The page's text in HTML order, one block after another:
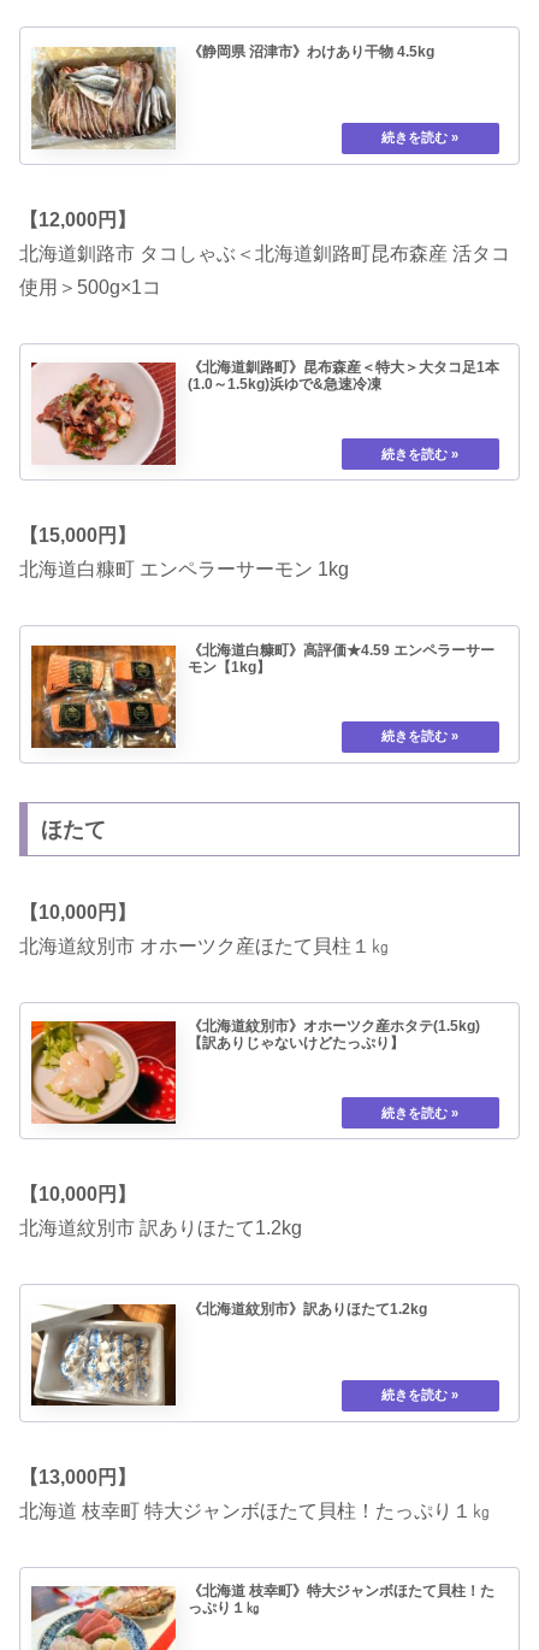
《静岡県 沼津市》わけあり干物 4.5kg
【12,000円】
北海道釧路市 タコしゃぶ＜北海道釧路町昆布森産 活タコ
使用＞500g×1コ
《北海道釧路町》昆布森産＜特大＞大タコ足1本
(1.0～1.5kg)浜ゆで&急速冷凍
【15,000円】
北海道白糠町 エンペラーサーモン 1kg
《北海道白糠町》高評価★4.59 エンペラーサー
モン【1kg】
ほたて
【10,000円】
北海道紋別市 オホーツク産ほたて貝柱１㎏
《北海道紋別市》オホーツク産ホタテ(1.5kg)
【訳ありじゃないけどたっぷり】
【10,000円】
北海道紋別市 訳ありほたて1.2kg
《北海道紋別市》訳ありほたて1.2kg
【13,000円】
北海道 枝幸町 特大ジャンボほたて貝柱！たっぷり１㎏
《北海道 枝幸町》特大ジャンボほたて貝柱！た
っぷり１㎏